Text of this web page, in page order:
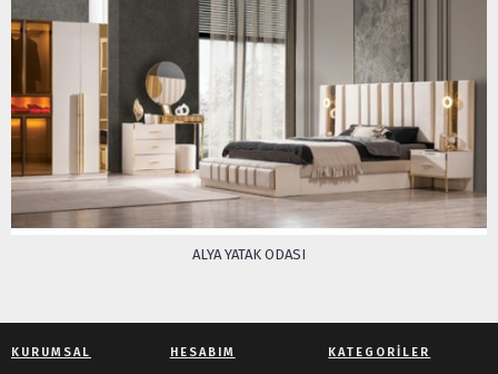
ALYA YATAK ODASI
KURUMSAL HESABIM KATEGORILER